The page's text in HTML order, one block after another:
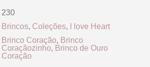
230
Brincos, Coleções,
I love Heart
Brinco Coração, Brinco
Coraçãozinho, Brinco de Ouro
Coração